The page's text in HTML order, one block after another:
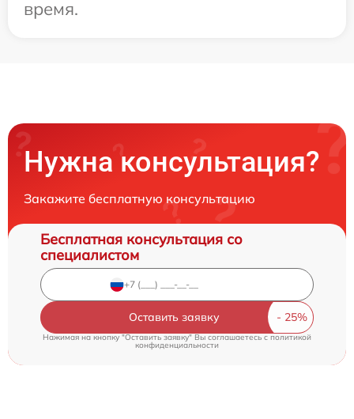
время.
Нужна консультация?
Закажите бесплатную консультацию
Бесплатная консультация со
специалистом
Оставить заявку
Нажимая на кнопку "Оставить заявку" Вы соглашаетесь cполитикой
конфиденциальности